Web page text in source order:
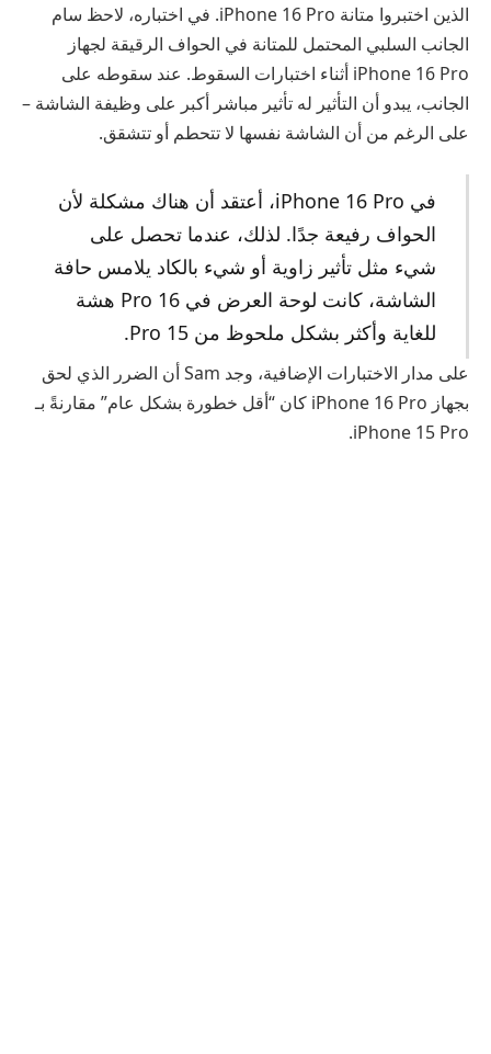
الذين اختبروا متانة iPhone 16 Pro. في اختباره، لاحظ سام
الجانب السلبي المحتمل للمتانة في الحواف الرقيقة لجهاز
iPhone 16 Pro أثناء اختبارات السقوط. عند سقوطه على
الجانب، يبدو أن التأثير له تأثير مباشر أكبر على وظيفة الشاشة –
على الرغم من أن الشاشة نفسها لا تتحطم أو تتشقق.
في iPhone 16 Pro، أعتقد أن هناك مشكلة لأن
الحواف رفيعة جدًا. لذلك، عندما تحصل على
شيء مثل تأثير زاوية أو شيء بالكاد يلامس حافة
الشاشة، كانت لوحة العرض في 16 Pro هشة
للغاية وأكثر بشكل ملحوظ من 15 Pro.
على مدار الاختبارات الإضافية، وجد Sam أن الضرر الذي لحق
بجهاز iPhone 16 Pro كان “أقل خطورة بشكل عام” مقارنةً بـ
iPhone 15 Pro.